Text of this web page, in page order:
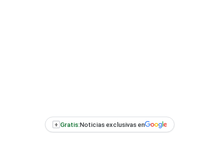
+ Gratis:Noticias exclusivas en